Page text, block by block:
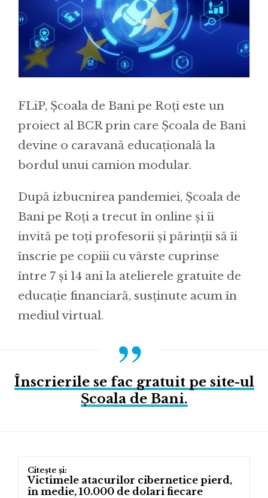
FLiP, Școala de Bani pe Roți este un
proiect al BCR prin care Școala de Bani
devine o caravană educațională la
bordul unui camion modular.
După izbucnirea pandemiei, Școala de
Bani pe Roți a trecut în online și îi
invită pe toți profesorii și părinții să îi
înscrie pe copiii cu vârste cuprinse
între 7 și 14 ani la atelierele gratuite de
educație financiară, susținute acum în
mediul virtual.
Înscrierile se fac gratuit pe site-ul
Școala de Bani.
Victimele atacurilor cibernetice pierd,
în medie, 10.000 de dolari fiecare